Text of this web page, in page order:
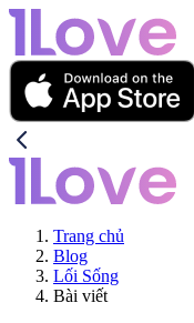
Trang chủ
Blog
Lối Sống
Bài viết